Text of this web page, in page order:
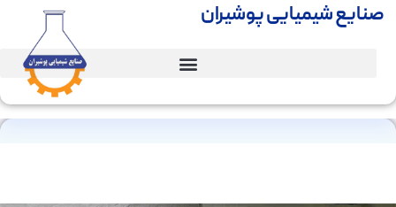
صنایع شیمیایی پوشیران